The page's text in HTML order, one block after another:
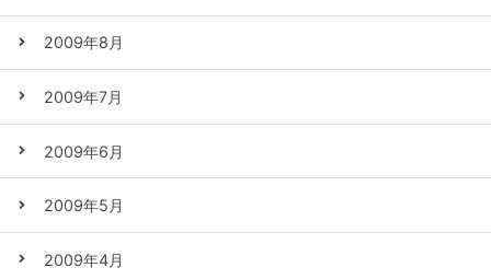
2009年8月
2009年7月
2009年6月
2009年5月
2009年4月